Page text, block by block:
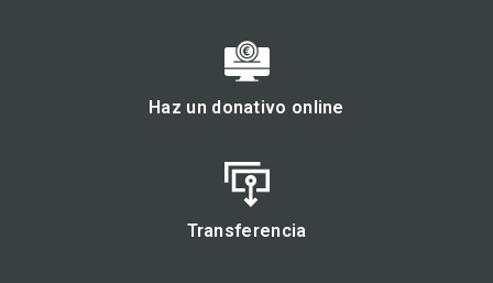
Haz un donativo online
Transferencia